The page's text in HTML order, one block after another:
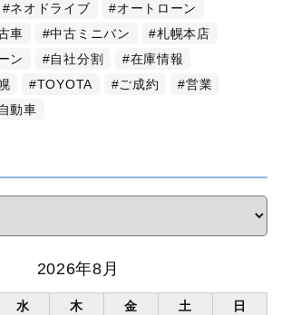
ネオドライブ
オートローン
車 中古ミニバン
札幌本店
ン 自社分割
在庫情報
TOYOTA ご成約
営業
動車
2026年8月
水 木 金 土
日